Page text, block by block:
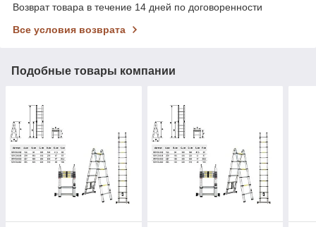
Возврат товара в течение 14 дней по договоренности
Все условия возврата
Подобные товары компании